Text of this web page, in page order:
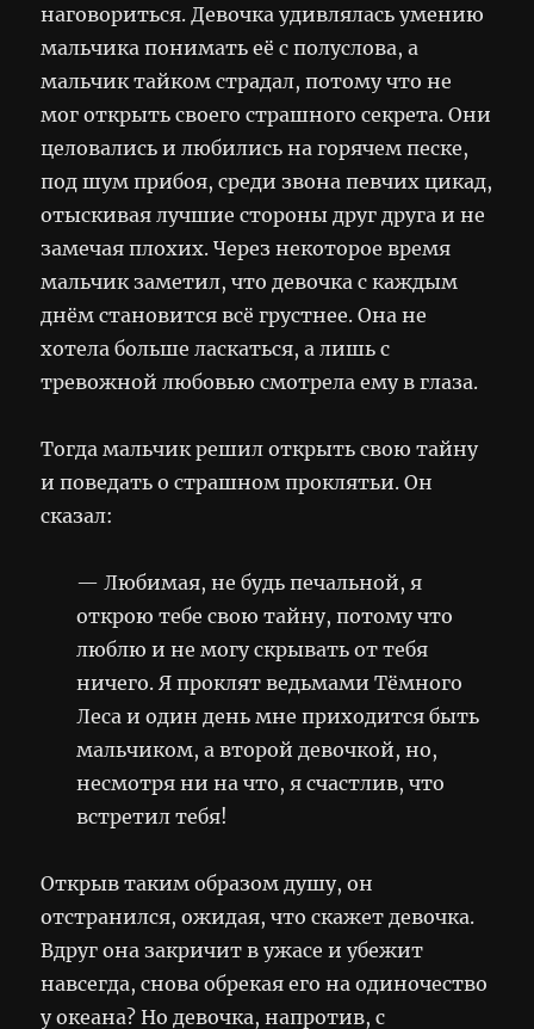
наговориться. Девочка удивлялась умению
мальчика понимать её с полуслова, а
мальчик тайком страдал, потому что не
мог открыть своего страшного секрета. Они
целовались и любились на горячем песке,
под шум прибоя, среди звона певчих цикад,
отыскивая лучшие стороны друг друга и не
замечая плохих. Через некоторое время
мальчик заметил, что девочка с каждым
днём становится всё грустнее. Она не
хотела больше ласкаться, а лишь с
тревожной любовью смотрела ему в глаза.
Тогда мальчик решил открыть свою тайну
и поведать о страшном проклятьи. Он
сказал:
— Любимая, не будь печальной, я
открою тебе свою тайну, потому что
люблю и не могу скрывать от тебя
ничего. Я проклят ведьмами Тёмного
Леса и один день мне приходится быть
мальчиком, а второй девочкой, но,
несмотря ни на что, я счастлив, что
встретил тебя!
Открыв таким образом душу, он
отстранился, ожидая, что скажет девочка.
Вдруг она закричит в ужасе и убежит
навсегда, снова обрекая его на одиночество
у океана? Но девочка, напротив, с